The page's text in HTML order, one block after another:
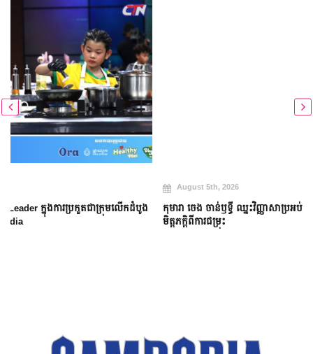
កុមារា ចេង ចាន់ឫទ្ធី ឈ្នះវិញ្ញាសាប្រអប់អាថ៌កំបាង និងប្រើសិទ្ធិពិសេសជួយសង្គ្រោះ
មិត្តភក្តិពីការជម្រុះ